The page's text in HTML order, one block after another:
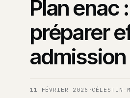
Plan enac
préparer
admission
11 FÉVRIER 2026 · CÉLESTIN-